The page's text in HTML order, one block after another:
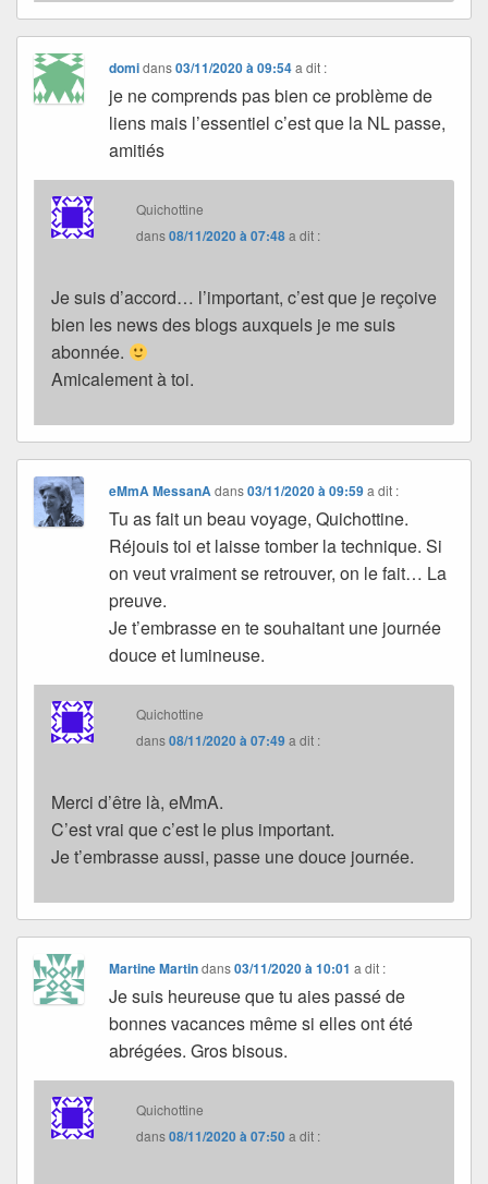
domidans03/11/2020 à 09:54 a dit :
je ne comprends pas bien ce problème de
liens mais l’essentiel c’est que la NL passe,
amitiés
Quichottine
dans08/11/2020 à 07:48a dit :
Je suis d’accord… l’important, c’est que je reçoive
bien les news des blogs auxquels je me suis
abonnée.
Amicalement à toi.
eMmA MessanAdans03/11/2020 à 09:59 a dit :
Tu as fait un beau voyage, Quichottine.
Réjouis toi et laisse tomber la technique. Si
on veut vraiment se retrouver, on le fait… La
preuve.
Je t’embrasse en te souhaitant une journée
douce et lumineuse.
Quichottine
dans08/11/2020 à 07:49a dit :
Merci d’être là, eMmA.
C’est vrai que c’est le plus important.
Je t’embrasse aussi, passe une douce journée.
Martine Martindans03/11/2020 à 10:01 a dit :
Je suis heureuse que tu aies passé de
bonnes vacances même si elles ont été
abrégées. Gros bisous.
Quichottine
dans08/11/2020 à 07:50a dit :